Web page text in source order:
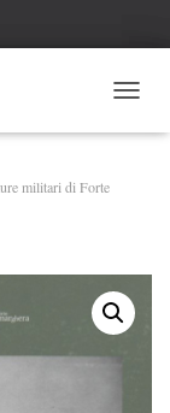
militari di Forte